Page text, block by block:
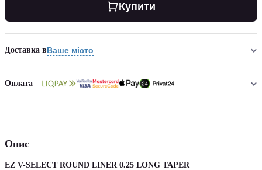
Купити
Доставка вВаше місто
Оплата
Опис
EZ V-SELECT ROUND LINER 0.25 LONG TAPER